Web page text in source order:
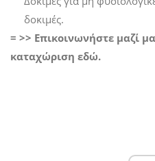
δοκιμές.
= >> Επικοινωνήστε μαζί
καταχώριση εδώ.